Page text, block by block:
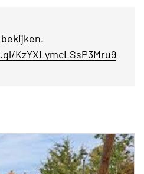
KzYXLymcLSsP3Mru9